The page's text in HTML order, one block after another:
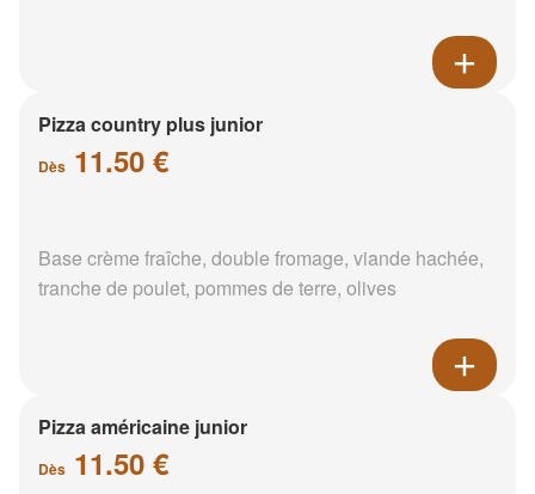
Pizza country plus junior
Dès 11.50 €
Base crème fraîche, double fromage, viande hachée,
tranche de poulet, pommes de terre, olives
Pizza américaine junior
Dès 11.50 €